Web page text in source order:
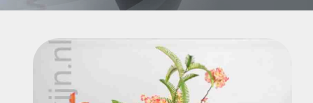
Contact
Mijn account
ZOEKEN